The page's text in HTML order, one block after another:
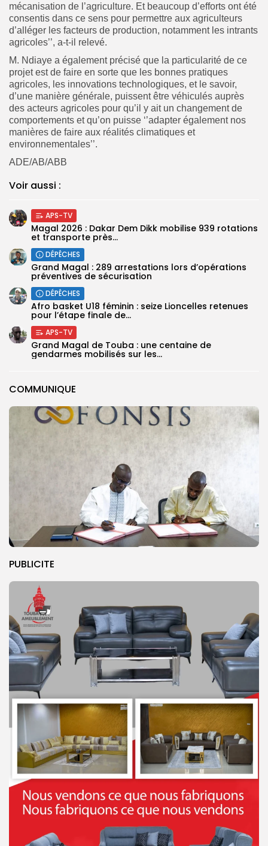
COMMUNIQUE
PUBLICITE
mécanisation de l’agriculture. Et beaucoup d’efforts ont été
consentis dans ce sens pour permettre aux agriculteurs
d’alléger les facteurs de production, notamment les intrants
agricoles’’, a-t-il relevé.
M. Ndiaye a également précisé que la particularité de ce
projet est de faire en sorte que les bonnes pratiques
agricoles, les innovations technologiques, et le savoir,
d’une manière générale, puissent être véhiculés auprès
des acteurs agricoles pour qu’il y ait un changement de
comportements et qu’on puisse ‘’adapter également nos
manières de faire aux réalités climatiques et
environnementales’’.
ADE/AB/ABB
Voir aussi :
APS-TV
Magal 2026 : Dakar Dem Dikk mobilise 939 rotations
et transporte près...
DÉPÊCHES
Grand Magal : 289 arrestations lors d’opérations
préventives de sécurisation
DÉPÊCHES
‎Afro basket U18 féminin : seize Lioncelles retenues
pour l’étape finale de...
APS-TV
Grand Magal de Touba : une centaine de
gendarmes mobilisés sur les...